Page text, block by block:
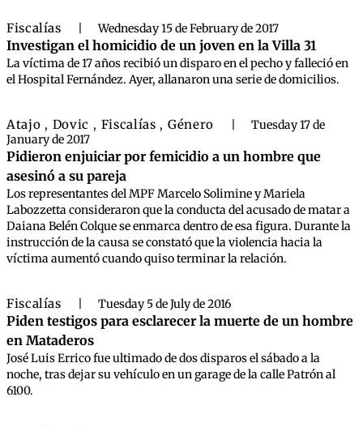
Fiscalías Wednesday 15 de February de 2017
Investigan el homicidio de un joven en la Villa 31
La víctima de 17 años recibió un disparo en el pecho y falleció en
el Hospital Fernández. Ayer, allanaron una serie de domicilios.
Atajo , Dovic , Fiscalías , Género
Tuesday 17 de
January de 2017
Pidieron enjuiciar por femicidio a un hombre que
asesinó a su pareja
Los representantes del MPF Marcelo Solimine y Mariela
Labozzetta consideraron que la conducta del acusado de matar a
Daiana Belén Colque se enmarca dentro de esa figura. Durante la
instrucción de la causa se constató que la violencia hacia la
víctima aumentó cuando quiso terminar la relación.
Fiscalías Tuesday 5 de July de 2016
Piden testigos para esclarecer la muerte de un hombre
en Mataderos
José Luis Errico fue ultimado de dos disparos el sábado a la
noche, tras dejar su vehículo en un garage de la calle Patrón al
6100.